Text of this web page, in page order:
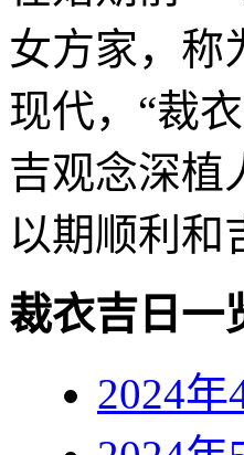
女方家，称
现代，“裁
吉观念深植
以期顺利和
裁衣吉日一
2024